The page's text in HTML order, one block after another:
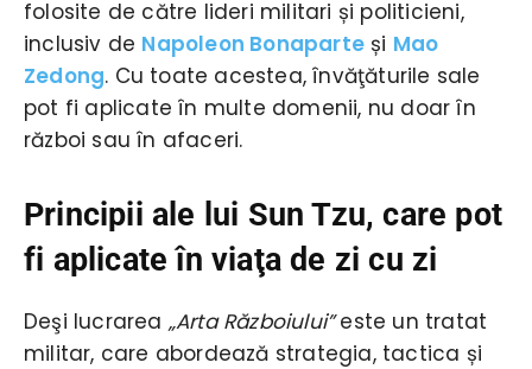
folosite de către lideri militari și politicieni,
inclusiv de Napoleon Bonaparte și Mao
Zedong. Cu toate acestea, învăţăturile sale
pot fi aplicate în multe domenii, nu doar în
război sau în afaceri.
Principii ale lui Sun Tzu, care pot
fi aplicate în viaţa de zi cu zi
Deşi lucrarea „Arta Războiului”este un tratat
militar, care abordează strategia, tactica și